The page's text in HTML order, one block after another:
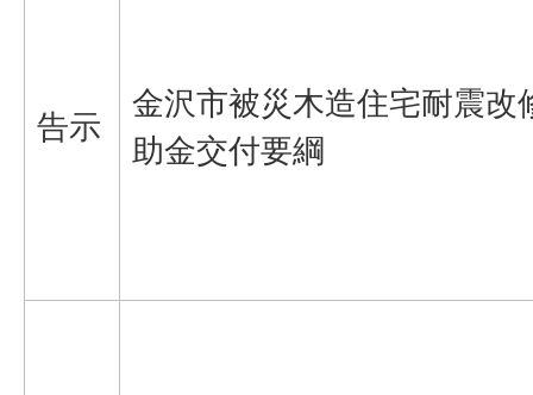
告示
金沢市被災木造住宅耐震改
助金交付要綱